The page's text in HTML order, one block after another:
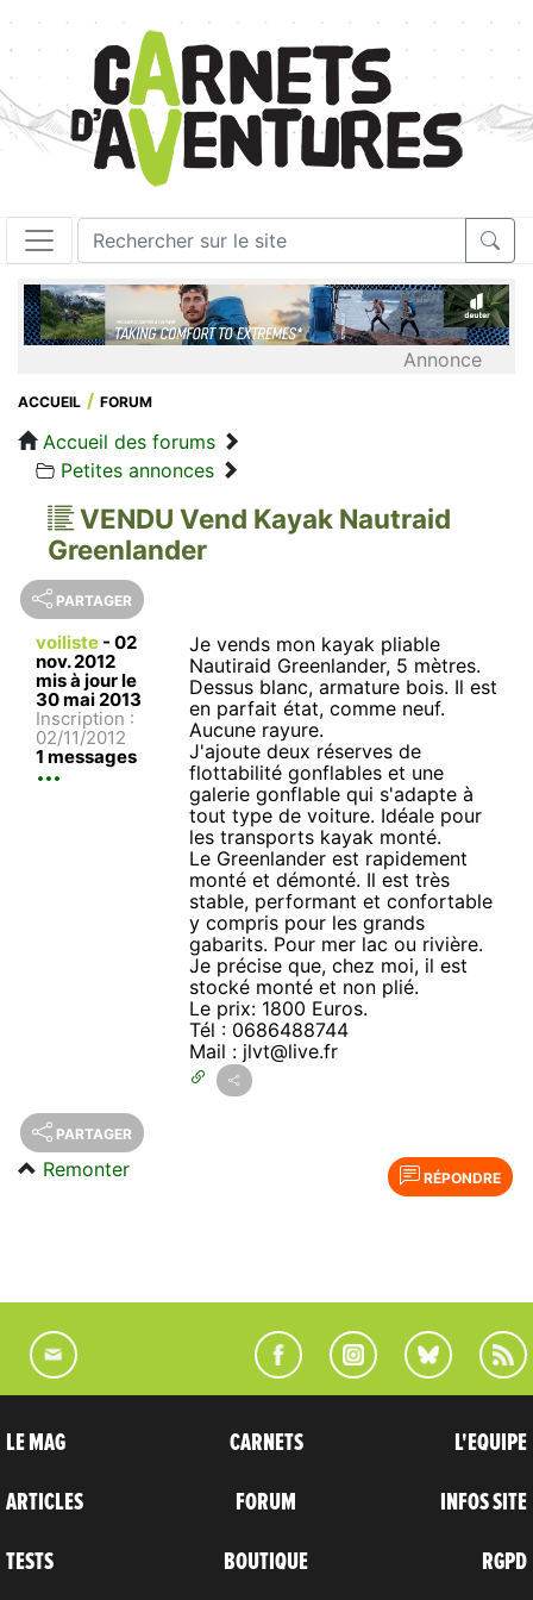
Annonce
ACCUEIL FORUM
Accueil des forums
Petites annonces
VENDU Vend Kayak Nautraid
Greenlander
PARTAGER
voiliste - 02
nov. 2012
mis à jour le
30 mai 2013
Inscription :
02/11/2012
1 messages
Je vends mon kayak pliable
Nautiraid Greenlander, 5 mètres.
Dessus blanc, armature bois. Il est
en parfait état, comme neuf.
Aucune rayure.
J'ajoute deux réserves de
flottabilité gonflables et une
galerie gonflable qui s'adapte à
tout type de voiture. Idéale pour
les transports kayak monté.
Le Greenlander est rapidement
monté et démonté. Il est très
stable, performant et confortable
y compris pour les grands
gabarits. Pour mer lac ou rivière.
Je précise que, chez moi, il est
stocké monté et non plié.
Le prix: 1800 Euros.
Tél : 0686488744
Mail : jlvt@live.fr
PARTAGER
RÉPONDRE
Remonter
LE MAG
ARTICLES
TESTS
CARNETS
FORUM
BOUTIQUE
L'EQUIPE
INFOS SITE
RGPD